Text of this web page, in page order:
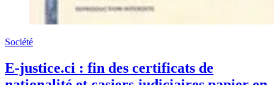
Société
E-justice.ci : fin des certificats de